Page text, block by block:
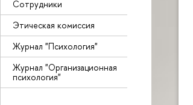
Сотрудники
Этическая комиссия
Журнал "Психология"
Журнал "Организационная
психология"